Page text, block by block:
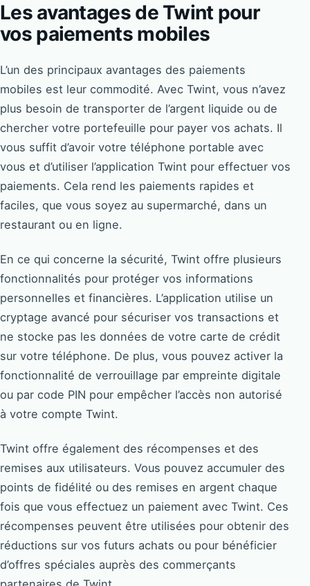
Les avantages de Twint pour
vos paiements mobiles
L’un des principaux avantages des paiements
mobiles est leur commodité. Avec Twint, vous n’avez
plus besoin de transporter de l’argent liquide ou de
chercher votre portefeuille pour payer vos achats. Il
vous suffit d’avoir votre téléphone portable avec
vous et d’utiliser l’application Twint pour effectuer vos
paiements. Cela rend les paiements rapides et
faciles, que vous soyez au supermarché, dans un
restaurant ou en ligne.
En ce qui concerne la sécurité, Twint offre plusieurs
fonctionnalités pour protéger vos informations
personnelles et financières. L’application utilise un
cryptage avancé pour sécuriser vos transactions et
ne stocke pas les données de votre carte de crédit
sur votre téléphone. De plus, vous pouvez activer la
fonctionnalité de verrouillage par empreinte digitale
ou par code PIN pour empêcher l’accès non autorisé
à votre compte Twint.
Twint offre également des récompenses et des
remises aux utilisateurs. Vous pouvez accumuler des
points de fidélité ou des remises en argent chaque
fois que vous effectuez un paiement avec Twint. Ces
récompenses peuvent être utilisées pour obtenir des
réductions sur vos futurs achats ou pour bénéficier
d’offres spéciales auprès des commerçants